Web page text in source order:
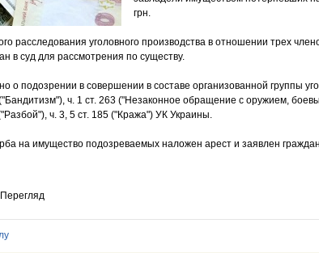
грн.
расследования уголовного производства в отношении трех
в суд для рассмотрения по существу.
о подозрении в совершении в составе организованной группы
ч. 1 ст. 263 ("Незаконное обращение с оружием,
ч. 3, 5 ст. 185 ("Кража") УК Украины.
на имущество подозреваемых наложен арест и заявлен
Перегляд